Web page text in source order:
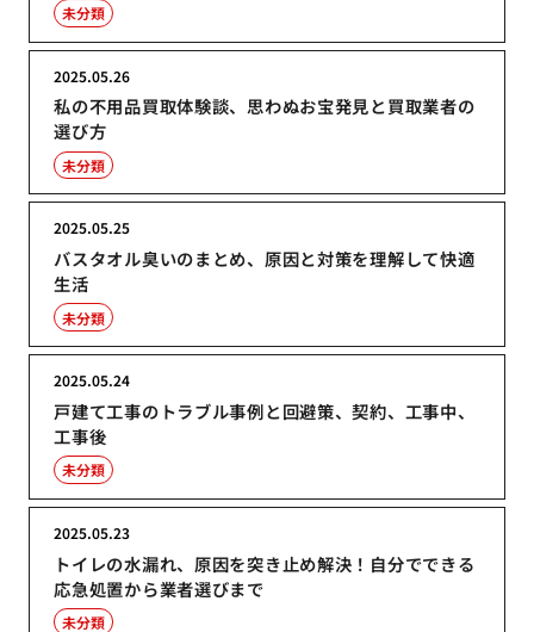
未分類
私の不用品買取体験談、思わぬお宝発見と買取業者の
選び方
2025.05.26
未分類
バスタオル臭いのまとめ、原因と対策を理解して快適
生活
2025.05.25
未分類
戸建て工事のトラブル事例と回避策、契約、工事中、
工事後
2025.05.24
未分類
トイレの水漏れ、原因を突き止め解決！自分でできる
応急処置から業者選びまで
2025.05.23
未分類